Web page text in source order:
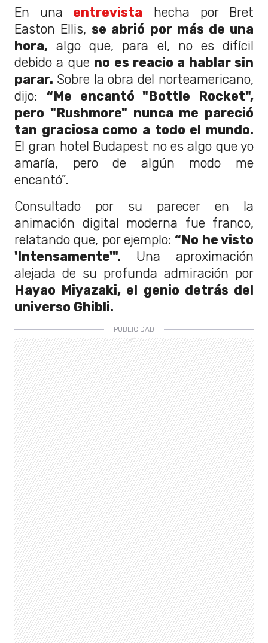
En una entrevista hecha por Bret
Easton Ellis,se abrió por más de una
hora, algo que, para el, no es difícil
debido a que no es reacio a hablar sin
parar. Sobre la obra del norteamericano,
dijo: “Me encantó "Bottle Rocket",
pero "Rushmore" nunca me pareció
tan graciosa como a todo el mundo.
El gran hotel Budapest no es algo que yo
amaría, pero de algún modo me
encantó”.
Consultado por su parecer en la
animación digital moderna fue franco,
relatando que, por ejemplo: “No he visto
'Intensamente'". Una aproximación
alejada de su profunda admiración por
Hayao Miyazaki, el genio detrás del
universo Ghibli.